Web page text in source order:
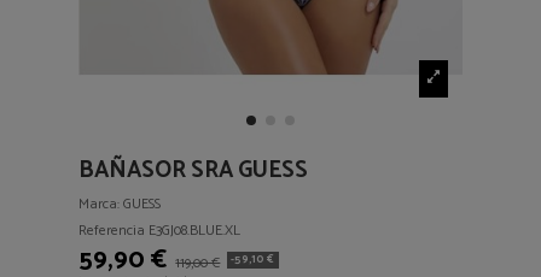
BAÑASOR SRA GUESS
Marca:GUESS
Referencia E3GJ08.BLUE.XL
59,90 € 119,00 € -59,10 €